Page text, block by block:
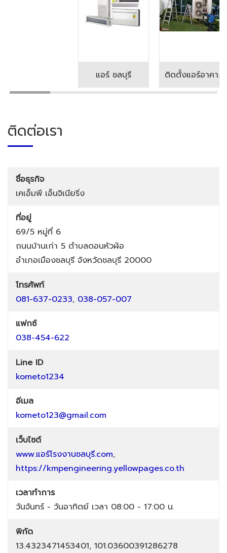
แอร์ ชลบุรี ติดตั้งแอร์อาคาร ชลบุรี
ติดต่อเรา
ชื่อธุรกิจ
เคเอ็มพี เอ็นจิเนียริ่ง
ที่อยู่
69/5 หมู่ที่ 6
ถนนบ้านเก่า 5 ตำบลดอนหัวฬ่อ
อำเภอเมืองชลบุรี จังหวัดชลบุรี 20000
โทรศัพท์
081-637-0233, 038-057-007
แฟกซ์
038-454-622
Line ID
kometo1234
อีเมล
kometo123@gmail.com
เว็บไซต์
www.แอร์โรงงานชลบุรี.com,
https://kmpengineering.yellowpages.co.th
เวลาทำการ
วันจันทร์ - วันอาทิตย์ เวลา 08:00 - 17:00 น.
พิกัด
13.4323471453401, 101.03600391286278